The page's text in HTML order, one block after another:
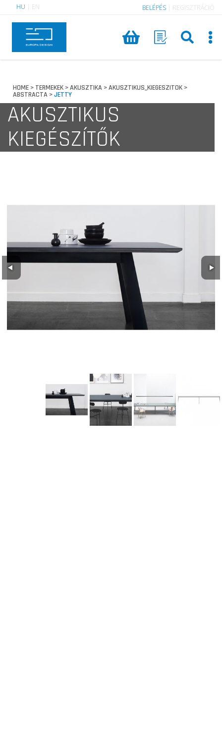
HU EN BELÉPÉS REGISZTRÁCIÓ
HOME > TERMEKEK >AKUSZTIKA >AKUSZTIKUS_KIEGESZITOK >
ABSTRACTA >JETTY
AKUSZTIKUS
KIEGÉSZÍTŐK